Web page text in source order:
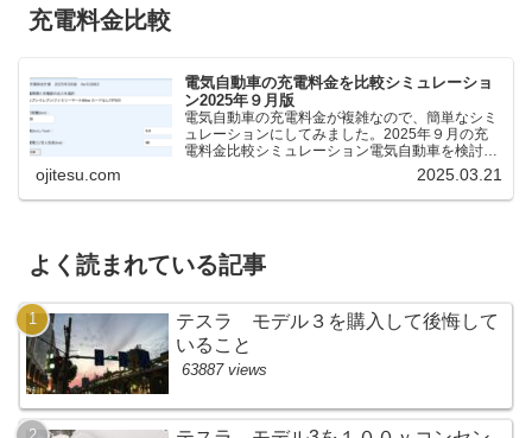
充電料金比較
電気自動車の充電料金を比較シミュレーショ
ン2025年９月版
電気自動車の充電料金が複雑なので、簡単なシミ
ュレーションにしてみました。2025年９月の充
電料金比較シミュレーション電気自動車を検討し
ているけれど、どの充電器が料金が安いのか、時
間がどれくらいかかるのかを比較したいが、よく
わからないと思いま...
ojitesu.com 2025.03.21
よく読まれている記事
テスラ モデル３を購入して後悔して
いること
63887 views